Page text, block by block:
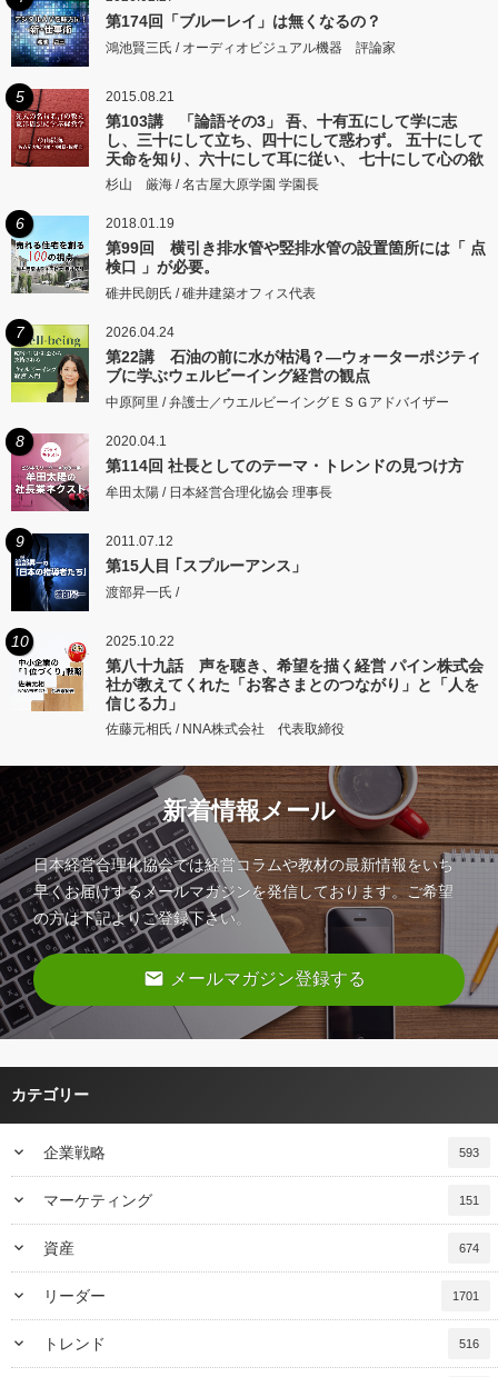
第174回「ブルーレイ」は無くなるの？
鴻池賢三氏 / オーディオビジュアル機器 評論家
5 2015.08.21
第103講 「論語その3」 吾、十有五にして学に志
し、三十にして立ち、四十にして惑わず。 五十にして
天命を知り、六十にして耳に従い、 七十にして心の欲
するところに従いて矩をこえず。
杉山 厳海 / 名古屋大原学園 学園長
6 2018.01.19
第99回 横引き排水管や竪排水管の設置箇所には「 点
検口 」が必要。
碓井民朗氏 / 碓井建築オフィス代表
7 2026.04.24
第22講 石油の前に水が枯渇？―ウォーターポジティ
ブに学ぶウェルビーイング経営の観点
中原阿里 / 弁護士／ウエルビーイングＥＳＧアドバイザー
8 2020.04.1
第114回 社長としてのテーマ・トレンドの見つけ方
牟田太陽 / 日本経営合理化協会 理事長
9 2011.07.12
第15人目 ｢スプルーアンス」
渡部昇一氏 /
10 2025.10.22
第八十九話 声を聴き、希望を描く経営 パイン株式会
社が教えてくれた「お客さまとのつながり」と「人を
信じる力」
佐藤元相氏 / NNA株式会社 代表取締役
新着情報メール
日本経営合理化協会では経営コラムや教材の最新情報をいち
早くお届けするメールマガジンを発信しております。ご希望
の方は下記よりご登録下さい。
email メールマガジン登録する
カテゴリー
keyboard_arrow_down 企業戦略 593
keyboard_arrow_down マーケティング 151
keyboard_arrow_down 資産 674
keyboard_arrow_down リーダー 1701
keyboard_arrow_down トレンド 516